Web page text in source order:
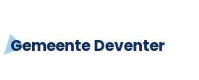
Gemeente Deventer